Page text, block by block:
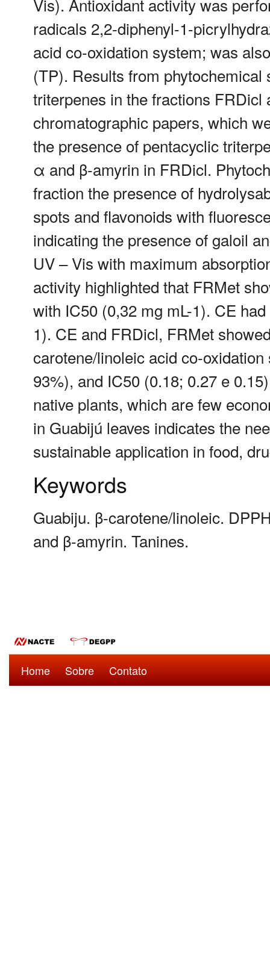
Vis). Antioxidant activity was
radicals 2,2-diphenyl-1-
acid co-oxidation system; was
(TP). Results from
triterpenes in the fractions
chromatographic papers, which
the presence of pentacyclic
α and β-amyrin in FRDicl.
fraction the presence of
spots and flavonoids with
indicating the presence of galoil
UV – Vis with maximum
activity highlighted that FRMet
with IC50 (0,32 mg mL-1). CE
1). CE and FRDicl, FRMet
carotene/linoleic acid co-
93%), and IC50 (0.18; 0.27 e
native plants, which are few
in Guabijú leaves indicates the
sustainable application in food,
Keywords
Guabiju. β-carotene/linoleic.
and β-amyrin. Tanines.
Home Sobre Contato